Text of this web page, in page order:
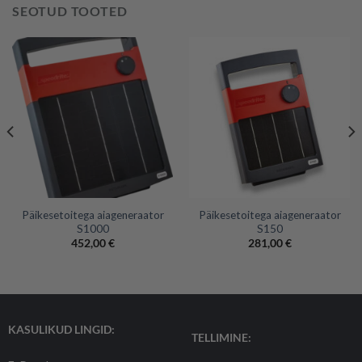
SEOTUD TOOTED
Päikesetoitega aiageneraator
S1000
452,00€
Päikesetoitega aiageneraator
S150
281,00€
KASULIKUD LINGID:
TELLIMINE: